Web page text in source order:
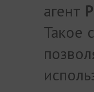
агент
Такое